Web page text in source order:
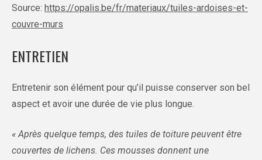
Source: https://opalis.be/fr/materiaux/tuiles-ardoises-et-
couvre-murs
ENTRETIEN
Entretenir son élément pour qu’il puisse conserver son bel
aspect et avoir une durée de vie plus longue.
« Après quelque temps, des tuiles de toiture peuvent être
couvertes de lichens. Ces mousses donnent une